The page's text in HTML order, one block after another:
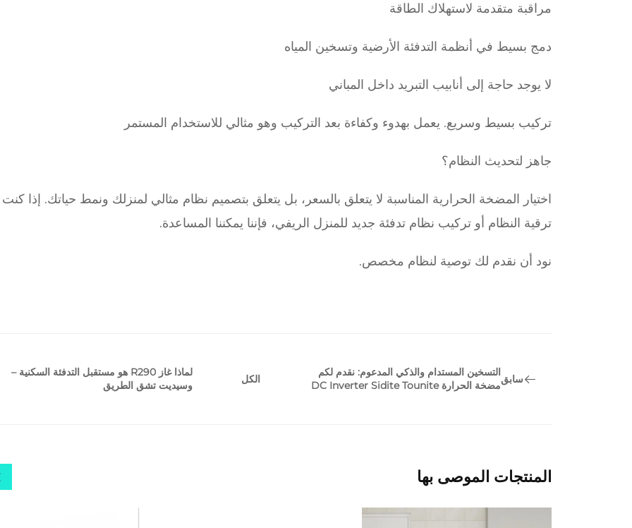
مراقبة متقدمة لاستهلاك الطاقة
دمج بسيط في أنظمة التدفئة الأرضية وتسخين المياه
لا يوجد حاجة إلى أنابيب التبريد داخل المباني
تركيب بسيط وسريع. يعمل بهدوء وكفاءة بعد التركيب وهو مثالي للاستخدام المستمر
جاهز لتحديث النظام؟
اختيار المضخة الحرارية المناسبة لا يتعلق بالسعر، بل يتعلق بتصميم نظام مثالي لمنزلك ونمط حياتك. إذا
ترقية النظام أو تركيب نظام تدفئة جديد للمنزل الريفي، فإننا يمكننا المساعدة.
نود أن نقدم لك توصية لنظام مخصص.
سابق
التسخين المستدام والذكي المدعوم: نقدم لكم
مضخة الحرارة DC Inverter Sidite Tounite
الكل
لماذا غاز R290 هو مستقبل التدفئة السكنية –
وسيديت تشق الطريق
المنتجات الموصى بها